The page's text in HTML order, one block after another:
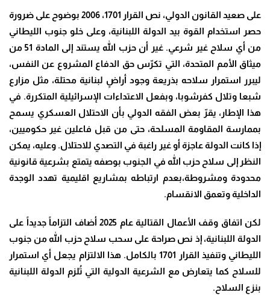
على صعيد القانون الدولي، نص القرار 1701، 2006 بوضوح على ضرورة
حصر استخدام القوة بيد الدولة اللبنانية، وعلى خلو جنوب الليطاني
من أي سلاح غير شرعي. غير أن حزب الله يستند إلى المادة 51 من
ميثاق الأمم المتحدة، التي تكرّس حق الدفاع المشروع عن النفس،
ليبرر استمرار سلاحه بذريعة وجود أراضٍ لبنانية محتلة، مثل مزارع
شبعا وتلال كفرشوبا، وبفعل الاعتداءات الإسرائيلية المتكررة. في
هذا الإطار، يقرّ بعض الفقه الدولي بأن الاحتلال العسكري يسمح
بممارسة المقاومة المسلحة، حتى من قبل فاعلين غير حكوميين،
إذا كانت الدولة عاجزة أو غير راغبة في التصدي للاحتلال. وعليه، يمكن
النظر إلى سلاح حزب الله في الجنوب بوصفه يتمتع بشرعية قانونية
محدودة ومشروطة،بعدم ارتباطه بمشاريع اقليمية تهدد الوجدة
الداخلية وتعمق الانقسام.
لكن اتفاق وقف الأعمال القتالية عام 2025 أضاف التزاماً جديداً على
الدولة اللبنانية، إذ نص صراحة على سحب سلاح حزب الله من جنوب
الليطاني وتنفيذ القرار 1701 بالكامل. هذا الالتزام يجعل أي استمرار
للسلاح كما يتعارض مع الشرعية الدولية التي تُلزم الدولة اللبنانية
بنزع السلاح .